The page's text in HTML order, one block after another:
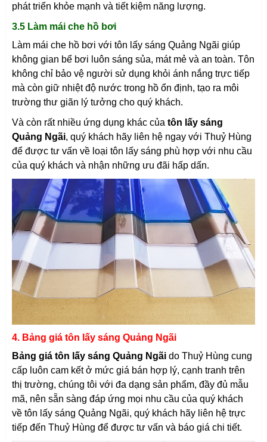
phát triển khỏe mạnh và tiết kiệm năng lượng.
3.5 Làm mái che hồ bơi
Làm mái che hồ bơi với tôn lấy sáng Quảng Ngãi giúp
không gian bể bơi luôn sáng sủa, mát mẻ và an toàn. Tôn
không chỉ bảo vệ người sử dụng khỏi ánh nắng trực tiếp
mà còn giữ nhiệt độ nước trong hồ ổn định, tạo ra môi
trường thư giãn lý tưởng cho quý khách.
Và còn rất nhiều ứng dụng khác của tôn lấy sáng
Quảng Ngãi, quý khách hãy liên hệ ngay với Thuỷ Hùng
để được tư vấn về loại tôn lấy sáng phù hợp với nhu cầu
của quý khách và nhận những ưu đãi hấp dấn.
4. Bảng giá tôn lấy sáng Quảng Ngãi
Bảng giá tôn lấy sáng Quảng Ngãi do Thuỷ Hùng cung
cấp luôn cam kết ở mức giá bán hợp lý, cạnh tranh trên
thị trường, chúng tôi với đa dạng sản phẩm, đầy đủ mẫu
mã, nên sẵn sàng đáp ứng mọi nhu cầu của quý khách
về tôn lấy sáng Quảng Ngãi, quý khách hãy liên hệ trực
tiếp đến Thuỷ Hùng để được tư vấn và báo giá chi tiết.